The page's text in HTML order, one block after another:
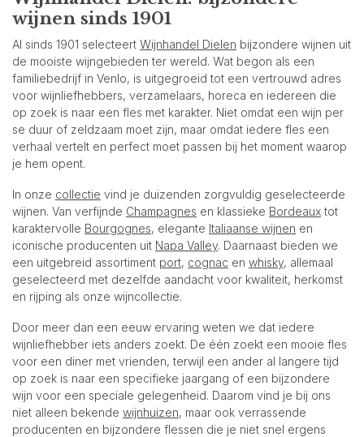
wijnen sinds 1901
Al sinds 1901 selecteert Wijnhandel Dielen bijzondere wijnen uit
de mooiste wijngebieden ter wereld. Wat begon als een
familiebedrijf in Venlo, is uitgegroeid tot een vertrouwd adres
voor wijnliefhebbers, verzamelaars, horeca en iedereen die
op zoek is naar een fles met karakter. Niet omdat een wijn per
se duur of zeldzaam moet zijn, maar omdat iedere fles een
verhaal vertelt en perfect moet passen bij het moment waarop
je hem opent.
In onze collectie vind je duizenden zorgvuldig geselecteerde
wijnen. Van verfijnde Champagnes en klassieke Bordeaux tot
karaktervolle Bourgognes, elegante Italiaanse wijnen en
iconische producenten uit Napa Valley. Daarnaast bieden we
een uitgebreid assortiment port, cognac en whisky, allemaal
geselecteerd met dezelfde aandacht voor kwaliteit, herkomst
en rijping als onze wijncollectie.
Door meer dan een eeuw ervaring weten we dat iedere
wijnliefhebber iets anders zoekt. De één zoekt een mooie fles
voor een diner met vrienden, terwijl een ander al langere tijd
op zoek is naar een specifieke jaargang of een bijzondere
wijn voor een speciale gelegenheid. Daarom vind je bij ons
niet alleen bekende wijnhuizen, maar ook verrassende
producenten en bijzondere flessen die je niet snel ergens